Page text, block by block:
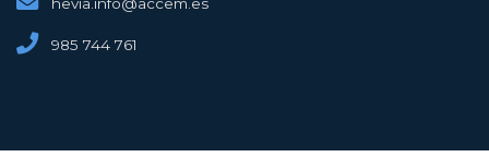
985 744 761